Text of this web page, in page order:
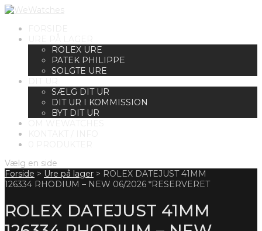
ROLEX URE
PATEK PHILIPPE
SOLGTE URE
SÆLG DIT UR
DIT UR I KOMMISSION
BYT DIT UR
Vælg en side
Forside > Ure på lager > ROLEX DATEJUST 41MM
126334 RHODIUM – NEW 06/2026 *RESERVERET
ROLEX DATEJUST 41MM